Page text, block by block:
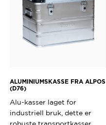
ALUMINIUMSKASSE FRA ALPOS
(D76)
Alu-kasser laget for
industriell bruk, dette er
robuste transportkasser